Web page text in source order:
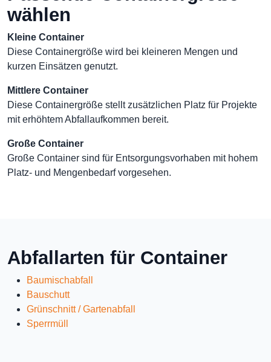
wählen
Kleine Container
Diese Containergröße wird bei kleineren Mengen und
kurzen Einsätzen genutzt.
Mittlere Container
Diese Containergröße stellt zusätzlichen Platz für Projekte
mit erhöhtem Abfallaufkommen bereit.
Große Container
Große Container sind für Entsorgungsvorhaben mit hohem
Platz- und Mengenbedarf vorgesehen.
Abfallarten für Container
Baumischabfall
Bauschutt
Grünschnitt / Gartenabfall
Sperrmüll